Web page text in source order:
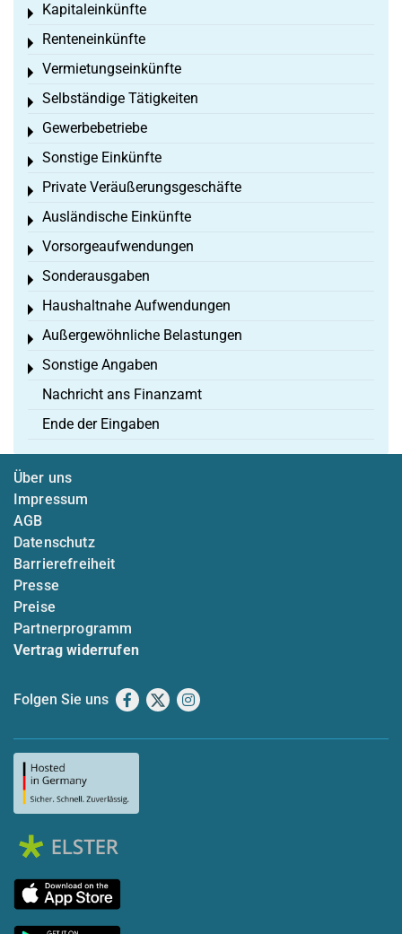
Kapitaleinkünfte
Toggle menu
Renteneinkünfte
Toggle menu
Vermietungseinkünfte
Toggle menu
Selbständige Tätigkeiten
Toggle menu
Gewerbebetriebe
Toggle menu
Sonstige Einkünfte
Toggle menu
Private Veräußerungsgeschäfte
Toggle menu
Ausländische Einkünfte
Toggle menu
Vorsorgeaufwendungen
Toggle menu
Sonderausgaben
Toggle menu
Haushaltnahe Aufwendungen
Toggle menu
Außergewöhnliche Belastungen
Toggle menu
Sonstige Angaben
Toggle menu
Nachricht ans Finanzamt
Ende der Eingaben
Über uns
Impressum
AGB
Datenschutz
Barrierefreiheit
Presse
Preise
Partnerprogramm
Vertrag widerrufen
Folgen Sie uns Facebook
X Instagram